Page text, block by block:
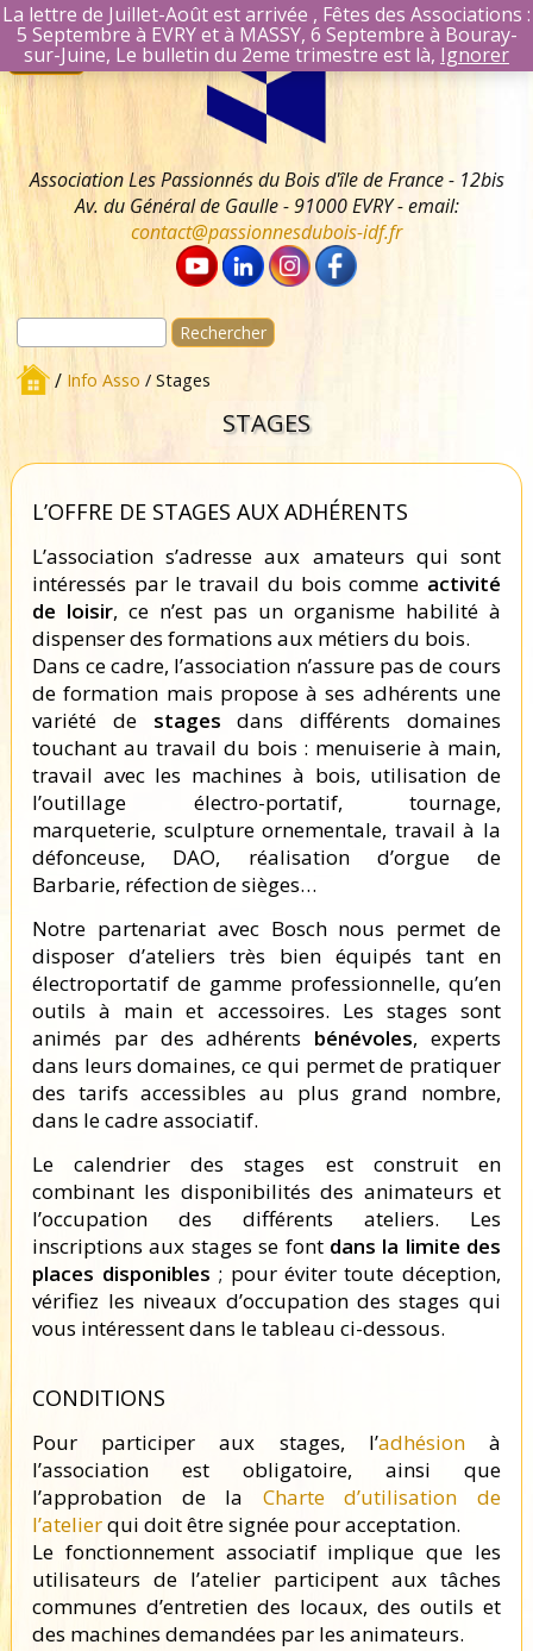
La lettre de Juillet-Août est arrivée , Fêtes des Associations :
5 Septembre à EVRY et à MASSY, 6 Septembre à Bouray-
sur-Juine, Le bulletin du 2eme trimestre est là, Ignorer
Association Les Passionnés du Bois d'île de France - 12bis
Av. du Général de Gaulle - 91000 EVRY - email:
contact@passionnesdubois-idf.fr
Menu
Aller
au
contenu
Se connecter
Rechercher :
/ Info Asso / Stages
STAGES
L’OFFRE DE STAGES AUX ADHÉRENTS
L’association s’adresse aux amateurs qui sont
intéressés par le travail du bois comme activité
de loisir, ce n’est pas un organisme habilité à
dispenser des formations aux métiers du bois.
Dans ce cadre, l’association n’assure pas de cours
de formation mais propose à ses adhérents une
variété de stages dans différents domaines
touchant au travail du bois : menuiserie à main,
travail avec les machines à bois, utilisation de
l’outillage électro-portatif, tournage,
marqueterie, sculpture ornementale, travail à la
défonceuse, DAO, réalisation d’orgue de
Barbarie, réfection de sièges…
Notre partenariat avec Bosch nous permet de
disposer d’ateliers très bien équipés tant en
électroportatif de gamme professionnelle, qu’en
outils à main et accessoires. Les stages sont
animés par des adhérents bénévoles, experts
dans leurs domaines, ce qui permet de pratiquer
des tarifs accessibles au plus grand nombre,
dans le cadre associatif.
Le calendrier des stages est construit en
combinant les disponibilités des animateurs et
l’occupation des différents ateliers. Les
inscriptions aux stages se font dans la limite des
places disponibles ; pour éviter toute déception,
vérifiez les niveaux d’occupation des stages qui
vous intéressent dans le tableau ci-dessous.
CONDITIONS
Pour participer aux stages, l’adhésionà
l’association est obligatoire, ainsi que
l’approbation de la Charte d’utilisation de
l’atelierqui doit être signée pour acceptation.
Le fonctionnement associatif implique que les
utilisateurs de l’atelier participent aux tâches
communes d’entretien des locaux, des outils et
des machines demandées par les animateurs.